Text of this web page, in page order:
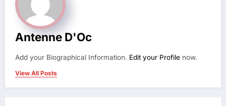
Antenne D'Oc
Add your Biographical Information. Edit your Profile now.
View All Posts